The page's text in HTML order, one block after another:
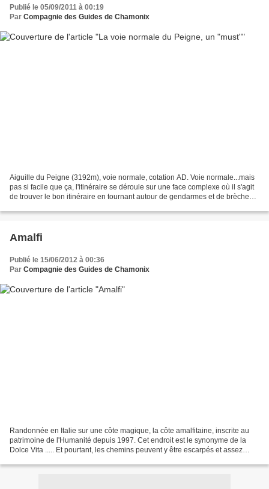
Publié le 05/09/2011 à 00:19
Par Compagnie des Guides de Chamonix
Aiguille du Peigne (3192m), voie normale, cotation AD. Voie normale...mais
pas si facile que ça, l'itinéraire se déroule sur une face complexe où il s'agit
de trouver le bon itinéraire en tournant autour de gendarmes et de brèches
Amalfi
Publié le 15/06/2012 à 00:36
Par Compagnie des Guides de Chamonix
Randonnée en Italie sur une côte magique, la côte amalfitaine, inscrite au
patrimoine de l'Humanité depuis 1997. Cet endroit est le synonyme de la
Dolce Vita ..... Et pourtant, les chemins peuvent y être escarpés et assez